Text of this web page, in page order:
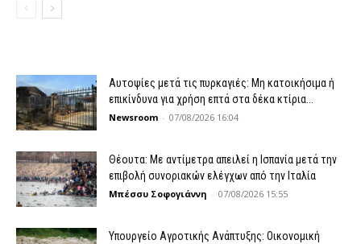
Αυτοψίες μετά τις πυρκαγιές: Μη κατοικήσιμα ή
επικίνδυνα για χρήση επτά στα δέκα κτίρια...
Newsroom - 07/08/2026 16:04
Θέουτα: Με αντίμετρα απειλεί η Ισπανία μετά την
επιβολή συνοριακών ελέγχων από την Ιταλία
Μπέσσυ Σοφογιάννη - 07/08/2026 15:55
Υπουργείο Αγροτικής Ανάπτυξης: Οικονομική